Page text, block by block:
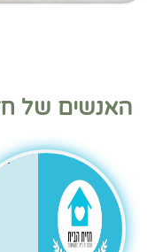
האנשים של